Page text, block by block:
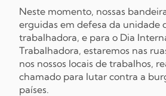
Neste momento, nossas
erguidas em defesa da unidade
trabalhadora, e para o Dia
Trabalhadora, estaremos nas
nos nossos locais de trabalhos,
chamado para lutar contra a
países.